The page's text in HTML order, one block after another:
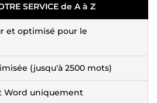
SERVICE de A à Z
et optimisé pour le
(jusqu'à 2500 mots)
Word uniquement